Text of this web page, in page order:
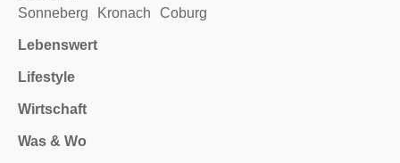
Sonneberg
Kronach Coburg
Lebenswert
Lifestyle
Wirtschaft
Was & Wo